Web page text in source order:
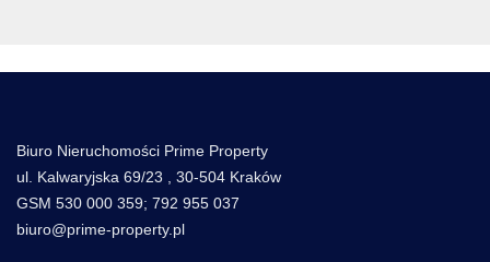
Biuro Nieruchomości Prime Property
ul. Kalwaryjska 69/23 , 30-504 Kraków
GSM 530 000 359; 792 955 037
biuro@prime-property.pl